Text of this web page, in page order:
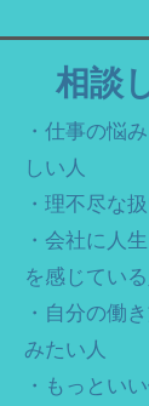
相談
・仕事の悩
しい人
・理不尽な
・会社に人
を感じている
・自分の働
みたい人
・もっとい